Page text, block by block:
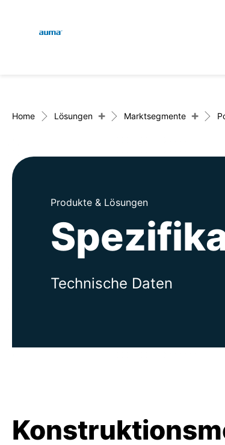
Europa
Asien und Pazifik
Nordamerika
Home Lösungen + Marktsegmente +
Produkte & Lösungen
Technische Daten